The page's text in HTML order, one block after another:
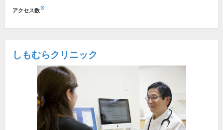
アクセス数※
しもむらクリニック